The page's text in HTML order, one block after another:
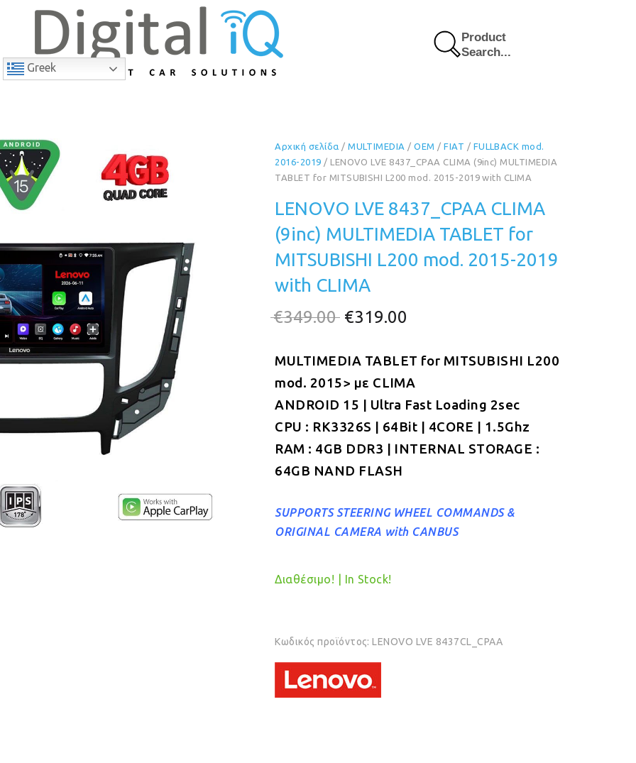
Greek
Product
Search...
9% Έκπτωση
Αρχική σελίδα /MULTIMEDIA /OEM /FIAT / FULLBACK mod.
2016-2019 / LENOVO LVE 8437_CPAA CLIMA (9inc) MULTIMEDIA
TABLET for MITSUBISHI L200 mod. 2015-2019 with CLIMA
LENOVO LVE 8437_CPAA CLIMA
(9inc) MULTIMEDIA TABLET for
MITSUBISHI L200 mod. 2015-2019
with CLIMA
€349.00 Original
was:
€349.00.
€319.00
τιμή
είναι:
€319.00.
MULTIMEDIA TABLET for MITSUBISHI L200
mod. 2015> με CLIMA
ANDROID 15 | Ultra Fast Loading 2sec
CPU : RK3326S | 64Bit | 4CORE | 1.5Ghz
RAM : 4GB DDR3 | INTERNAL STORAGE :
64GB NAND FLASH
SUPPORTS STEERING WHEEL COMMANDS &
ORIGINAL CAMERA with CANBUS
Διαθέσιμο! | In Stock!
Κωδικός προϊόντος:LENOVO LVE 8437CL_CPAA